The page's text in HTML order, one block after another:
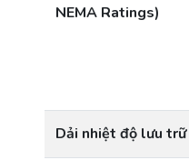
NEMA Ratings)
Dải nhiệt độ lưu trữ